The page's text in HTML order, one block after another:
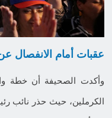
عقبات أمام الانفصال
وأكدت الصحيفة أن خطة
الكرملين، حيث حذر نائب